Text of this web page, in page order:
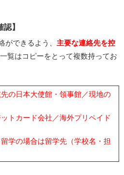
】
ができるよう、 主要な連絡先を控
覧はコピーをとって複数持ってお
の日本大使館・領事館／現地の
トカード会社／海外プリペイド
学の場合は留学先（学校名・担